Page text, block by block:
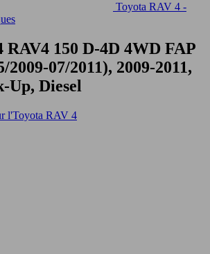
Toyota RAV 4 -
RAV4 150 D-4D 4WD FAP
07/2011), 2009-2011,
Up, Diesel
l'Toyota RAV 4